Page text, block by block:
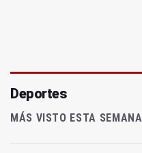
Deportes
MÁS VISTO ESTA SEMANA